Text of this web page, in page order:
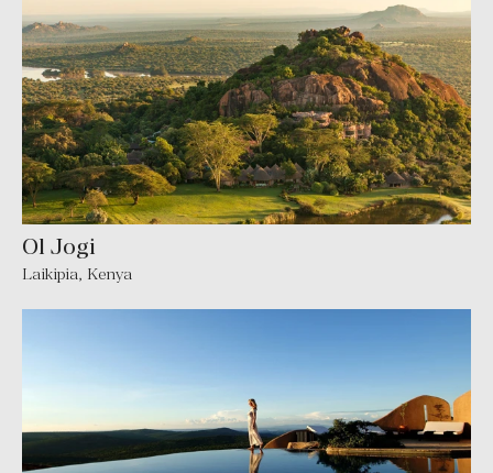
Ol Jogi
Laikipia, Kenya